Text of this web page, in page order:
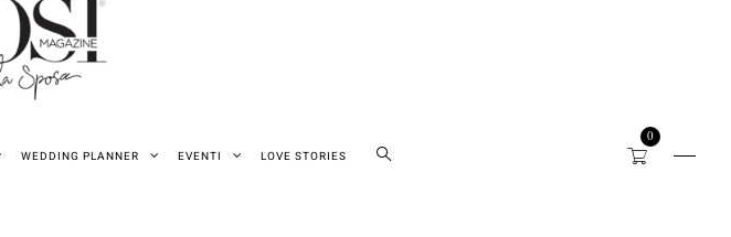
WEDDING PLANNER EVENTI LOVE STORIES
0